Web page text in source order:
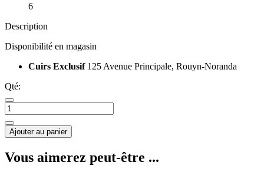
6
Description
Disponibilité en magasin
Cuirs Exclusif 125 Avenue Principale, Rouyn-Noranda
Qté:
Ajouter au panier
Vous aimerez peut-être ...